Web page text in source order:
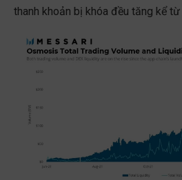
thanh khoản bị khóa đều tăng kể từ